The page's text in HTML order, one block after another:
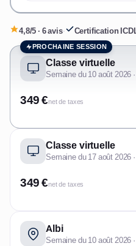
4,8/5 · 6 avis· Certification
PROCHAINE SESSION
Classe virtuelle
Semaine du 10 août 2026
349 €net de taxes
Classe virtuelle
Semaine du 17 août 2026
349 €net de taxes
Albi
Semaine du 10 août 2026